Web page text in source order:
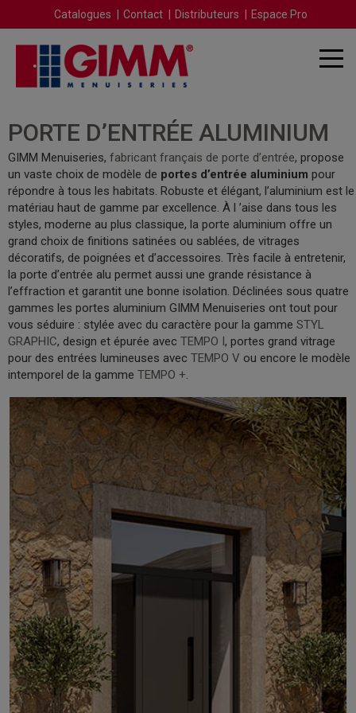
Catalogues Contact Distributeurs Espace Pro
PORTE D’ENTRÉE ALUMINIUM
GIMM Menuiseries, fabricant français de porte d’entrée, propose
un vaste choix de modèle de portes d’entrée aluminium pour
répondre à tous les habitats. Robuste et élégant, l’aluminium est le
matériau haut de gamme par excellence. À l ’aise dans tous les
styles, moderne au plus classique, la porte aluminium offre un
grand choix de finitions satinées ou sablées, de vitrages
décoratifs, de poignées et d’accessoires. Très facile à entretenir,
la porte d’entrée alu permet aussi une grande résistance à
l’effraction et garantit une bonne isolation. Déclinées sous quatre
gammes les portes aluminium GIMM Menuiseries ont tout pour
vous séduire : stylée avec du caractère pour la gamme STYL
GRAPHIC, design et épurée avec TEMPO I, portes grand vitrage
pour des entrées lumineuses avec TEMPO V ou encore le modèle
intemporel de la gamme TEMPO +.